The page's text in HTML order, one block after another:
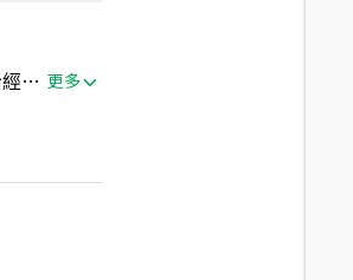
1個其他，詳情請洽經紀人員 更多